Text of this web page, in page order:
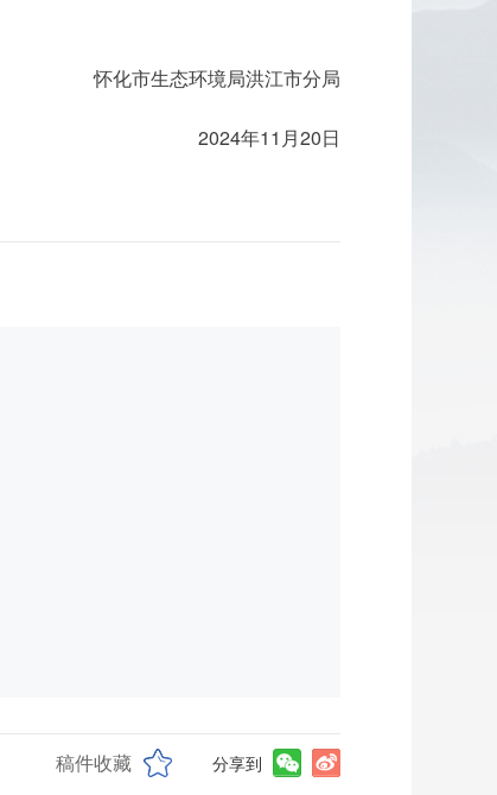
怀化市生态环境局洪江市分局
2024年11月20日
稿件收藏 分享到